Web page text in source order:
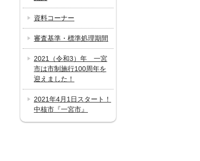
資料コーナー
審査基準・標準処理期間
2021（令和3）年 一宮
市は市制施行100周年を
迎えました！
2021年4月1日スタート！
中核市『一宮市』